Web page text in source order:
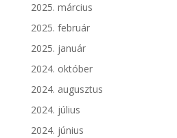
2025. március
2025. február
2025. január
2024. október
2024. augusztus
2024. július
2024. június